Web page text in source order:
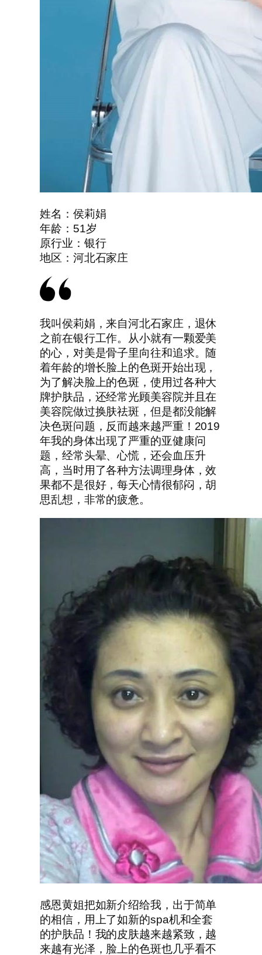
姓名：侯莉娟
年龄：51岁
原行业：银行
地区：河北石家庄
我叫侯莉娟，来自河北石家庄，退休
之前在银行工作。从小就有一颗爱美
的心，对美是骨子里向往和追求。随
着年龄的增长脸上的色斑开始出现，
为了解决脸上的色斑，使用过各种大
牌护肤品，还经常光顾美容院并且在
美容院做过换肤祛斑，但是都没能解
决色斑问题，反而越来越严重！2019
年我的身体出现了严重的亚健康问
题，经常头晕、心慌，还会血压升
高，当时用了各种方法调理身体，效
果都不是很好，每天心情很郁闷，胡
思乱想，非常的疲惫。
感恩黄姐把如新介绍给我，出于简单
的相信，用上了如新的spa机和全套
的护肤品！我的皮肤越来越紧致，越
来越有光泽，脸上的色斑也几乎看不